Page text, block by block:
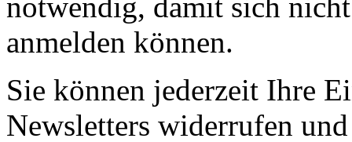
notwendig, damit sich
anmelden können.
Sie können jederzeit Ihre
Newsletters widerrufen